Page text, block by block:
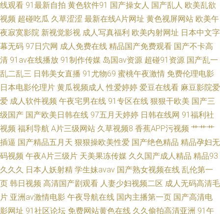
久久艹人人 欧美亚州国产 超碰极品 九一制作视频在线 欧美伦理性爱片 久久
国产东北淫好 九九热在线国产 免费色十八情看 日本老熟妇毛茸茸 黄色在线
视频 欧美精品日韩综合在线 婷婷大香蕉福利 久久伊人成人网站 日韩精品一
頁 日韩3级片网站 老湿机免费福利区 91蝌蚪在线视频 蜜桃麻豆 天堂AV婷婷
网 av日韩网址 欧美A片视频在线观看 在线毛片地址 好看又免费的电影 久久
线观看 91最新自拍 黄色软件91 国产操女人 国产乱人 欧美乱欲
视频 超碰吃瓜 久草涩涩 最新在线A片网址 黄色视屏网站 欧美午
夜寂寞影院 新视觉影视 成人写真福利 欧美内射网址 日本中文字
幕无码 97日穴网 成人免费在线 精品国产免费观看 国产不卡高
清 91av在线播放 91制作传媒 岛国av资源 超碰91资源 国产乱一
乱二乱三 日韩美女直播 91尤物69 蜜桃午夜激情 免费伦理电影
日本电影伦理片 黄瓜视频成人 性爱婷婷 爱豆在线看 麻豆影院爱
爱 成人软件视频 午夜宅男在线 91专区在线 狠狠干欧美 国产三
级国产 国产欧美日韩在线 97五月天婷婷 日韩在线网 91福利社
视频 福利导航 A片三级网站 久草视频8 香蕉APP污视频 艹艹艹
插逼 国产精品五月天 狠狠操欧美性爱 国产绝色精品 精品孕妇无
码视频 午夜A片三级片 天美果冻传媒 久久国产成人精品 精品93
久久久 日本人妖射精 学生妹avav 国产熟女视频在线 乱伦第一
页 韩日视频 高清国产剧观看 人妻少妇视频二区 成人无码高清毛
片 亚洲av激情电影 午夜导航在线 国内主播第一页 国产高清电
影网址 91社区论坛 免费网站黄色在线 久久偷拍高清亚洲 91午